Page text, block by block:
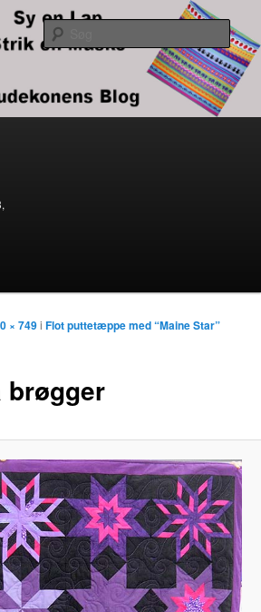
en maske
Søg
indhold
brøgger
× 749iFlot puttetæppe med “Maine Star”